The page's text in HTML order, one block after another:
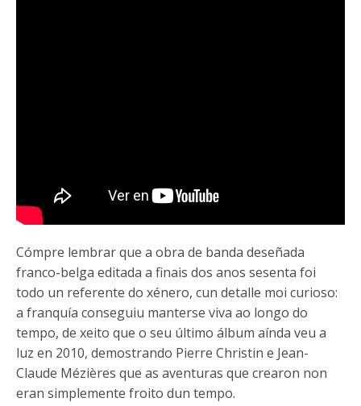
Cómpre lembrar que a obra de banda deseñada
franco-belga editada a finais dos anos sesenta foi
todo un referente do xénero, cun detalle moi curioso:
a franquía conseguiu manterse viva ao longo do
tempo, de xeito que o seu último álbum aínda veu a
luz en 2010, demostrando Pierre Christin e Jean-
Claude Mézières que as aventuras que crearon non
eran simplemente froito dun tempo.